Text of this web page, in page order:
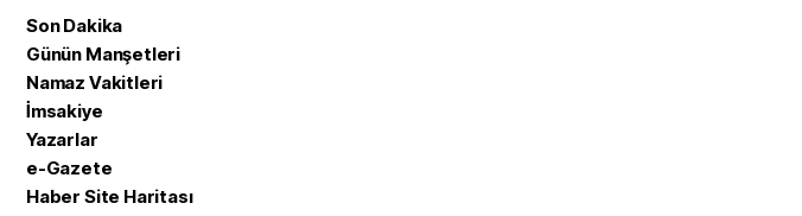
Son Dakika
Günün Manşetleri
Namaz Vakitleri
İmsakiye
Yazarlar
e-Gazete
Haber Site Haritası